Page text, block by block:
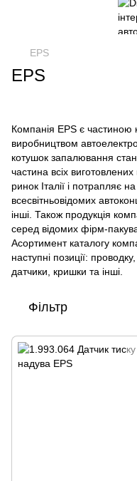
EPS
EPS
Компанія EPS є частиною
виробництвом
котушок запалювання
частина всіх
ринок Італії і потрапляє
всесвітньовідомих
інші. Також продукція
серед відомих фірм-
Асортимент каталогу
наступні позиції:
датчики, кришки та інші.
Фільтр